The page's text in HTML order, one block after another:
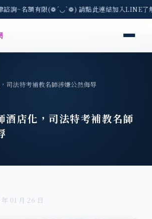
詢~名額有限(❁´◡`❁) 請點此連結加入LINE
司法特考補教名師涉嫌公然侮辱
酒店化，司法特考補教名師
01 月 26 日